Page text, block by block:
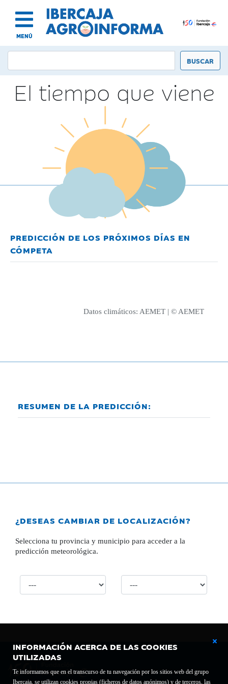
MENÚ
INFORMACIÓN ACERCA DE LAS COOKIES
UTILIZADAS
Te informamos que en el transcurso de tu navegación por los sitios web del grupo
Ibercaja, se utilizan cookies propias (ficheros de datos anónimos) y de terceros, las
El tiempo que viene
PREDICCIÓN DE LOS PRÓXIMOS DÍAS EN
CÓMPETA
Datos climáticos: AEMET | © AEMET
RESUMEN DE LA PREDICCIÓN:
¿DESEAS CAMBIAR DE LOCALIZACIÓN?
Selecciona tu provincia y municipio para acceder a la
predicción meteorológica.